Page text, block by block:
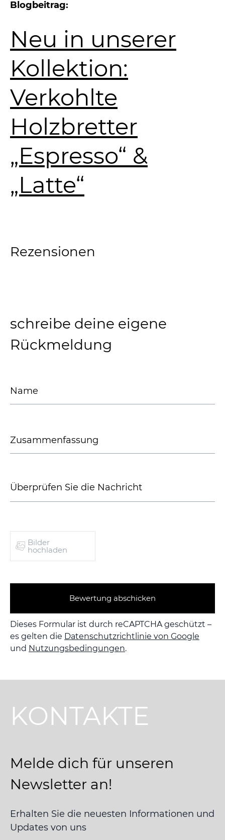
Blogbeitrag:
Neu in unserer
Kollektion:
Verkohlte
Holzbretter
„Espresso“ &
„Latte“
Rezensionen
schreibe deine eigene
Rückmeldung
Bilder
hochladen
Bewertung abschicken
Dieses Formular ist durch reCAPTCHA geschützt –
es gelten die Datenschutzrichtlinie von Google
und Nutzungsbedingungen.
KONTAKTE
Melde dich für unseren
Newsletter an!
Erhalten Sie die neuesten Informationen und
Updates von uns